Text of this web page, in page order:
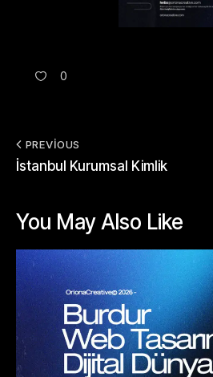
0
PREVIOUS
İstanbul Kurumsal Kimlik
You May Also Like